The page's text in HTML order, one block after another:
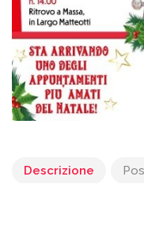
Descrizione